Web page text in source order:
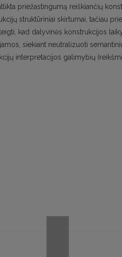
priežastingumą reiškiančių
struktūriniai skirtumai, tačiau
kad dalyvinės konstrukcijos
siekiant neutralizuoti
interpretacijos galimybių